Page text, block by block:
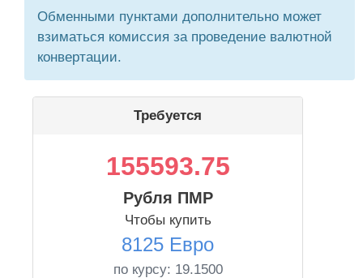
Обменными пунктами дополнительно может
взиматься комиссия за проведение валютной
конвертации.
Требуется
155593.75
Рубля ПМР
Чтобы купить
8125 Евро
по курсу: 19.1500